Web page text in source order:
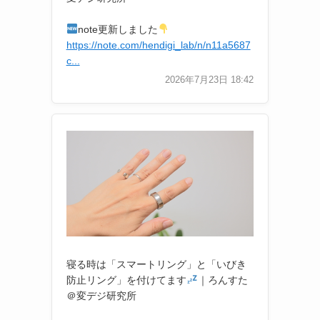
note更新しました
https://note.com/hendigi_lab/n/n11a5687
c...
2026年7月23日 18:42
寝る時は「スマートリング」と「いびき
防止リング」を付けてます
｜ろんすた
＠変デジ研究所